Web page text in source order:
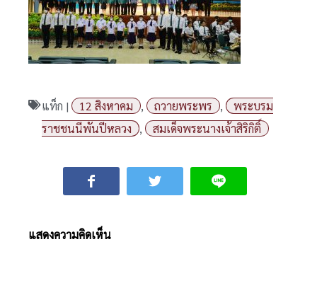
แท็ก | 12 สิงหาคม , ถวายพระพร ,
พระบรม
ราชชนนีพันปีหลวง
, สมเด็จพระนางเจ้าสิริกิติ์
แสดงความคิดเห็น